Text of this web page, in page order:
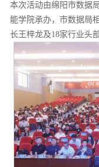
本次活动由绵阳市数据
能学院承办，市数据局
长王梓龙及18家行业头